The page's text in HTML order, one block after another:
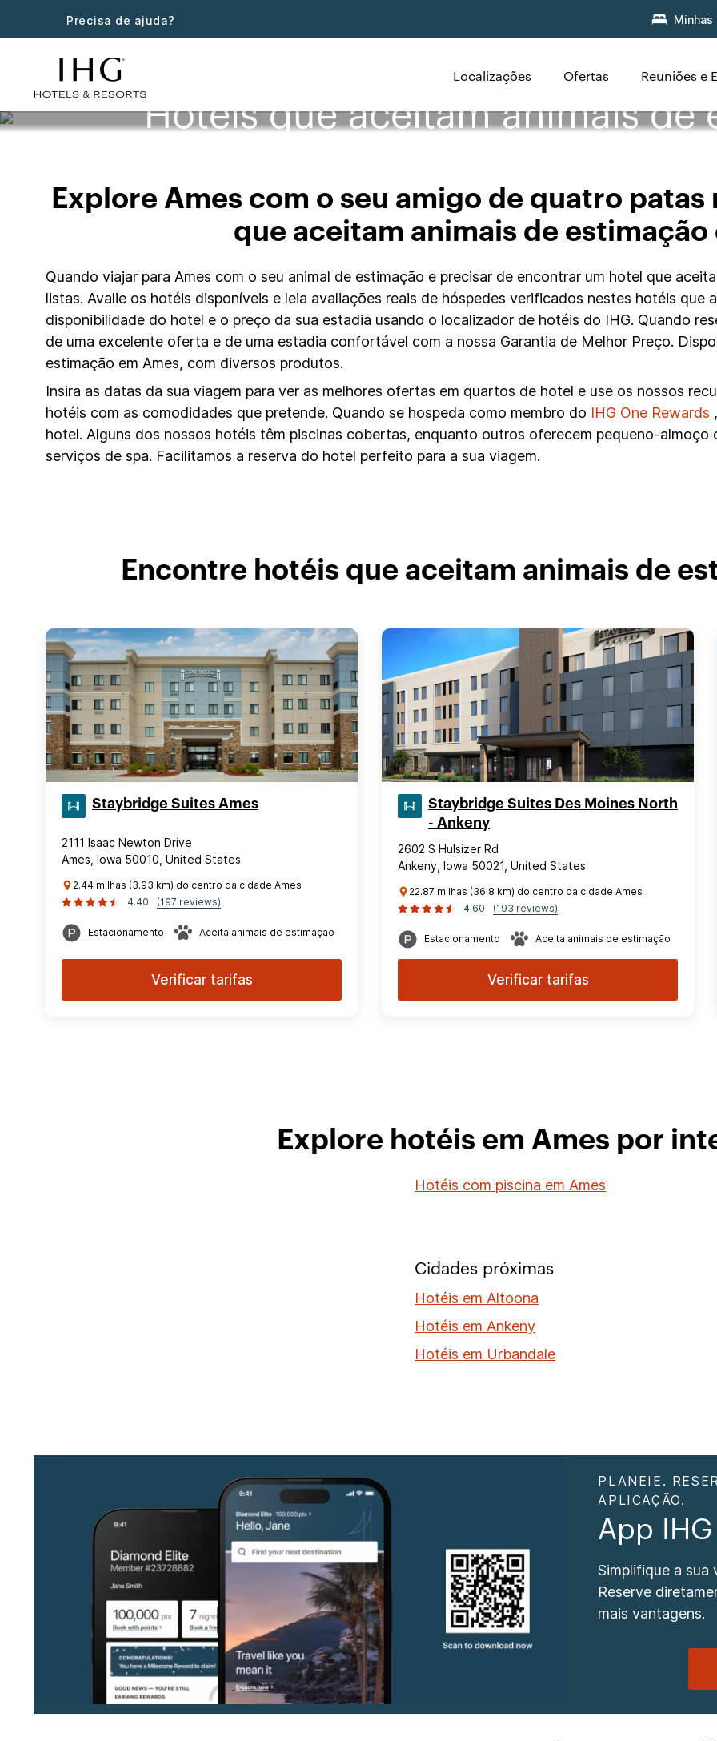
Precisa de ajuda?
Localizações Ofertas Reuniões e
Hotéis que aceitam animais de
Explore Ames com o seu amigo de quatro
que aceitam animais de estimação
Quando viajar para Ames com o seu animal de estimação e precisar de encontrar um hotel que
listas. Avalie os hotéis disponíveis e leia avaliações reais de hóspedes verificados nestes hotéis que
disponibilidade do hotel e o preço da sua estadia usando o localizador de hotéis do IHG. Quando
de uma excelente oferta e de uma estadia confortável com a nossa Garantia de Melhor Preço.
estimação em Ames, com diversos produtos.
Insira as datas da sua viagem para ver as melhores ofertas em quartos de hotel e use os nossos
hotéis com as comodidades que pretende. Quando se hospeda como membro do IHG One Rewards
hotel. Alguns dos nossos hotéis têm piscinas cobertas, enquanto outros oferecem pequeno-
serviços de spa. Facilitamos a reserva do hotel perfeito para a sua viagem.
Encontre hotéis que aceitam animais de
Staybridge Suites Ames
2111 Isaac Newton Drive
Ames, Iowa 50010, United States
2.44 milhas (3.93 km) do centro da cidade Ames
4.40
(197 reviews)
Estacionamento Aceita animais de estimação
Verificar tarifas
Staybridge Suites Des Moines North
- Ankeny
2602 S Hulsizer Rd
Ankeny, Iowa 50021, United States
22.87 milhas (36.8 km) do centro da cidade Ames
4.60
(193 reviews)
Estacionamento Aceita animais de estimação
Verificar tarifas
Explore hotéis em Ames por
Hotéis com piscina em Ames
Cidades próximas
Hotéis em Altoona
Hotéis em Ankeny
Hotéis em Urbandale
PLANEIE.
APLICAÇÃO.
App
Simplifique a sua
Reserve
mais vantagens.